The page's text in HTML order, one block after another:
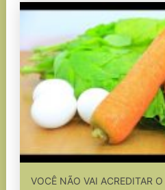
VOCÊ NÃO VAI ACREDITAR